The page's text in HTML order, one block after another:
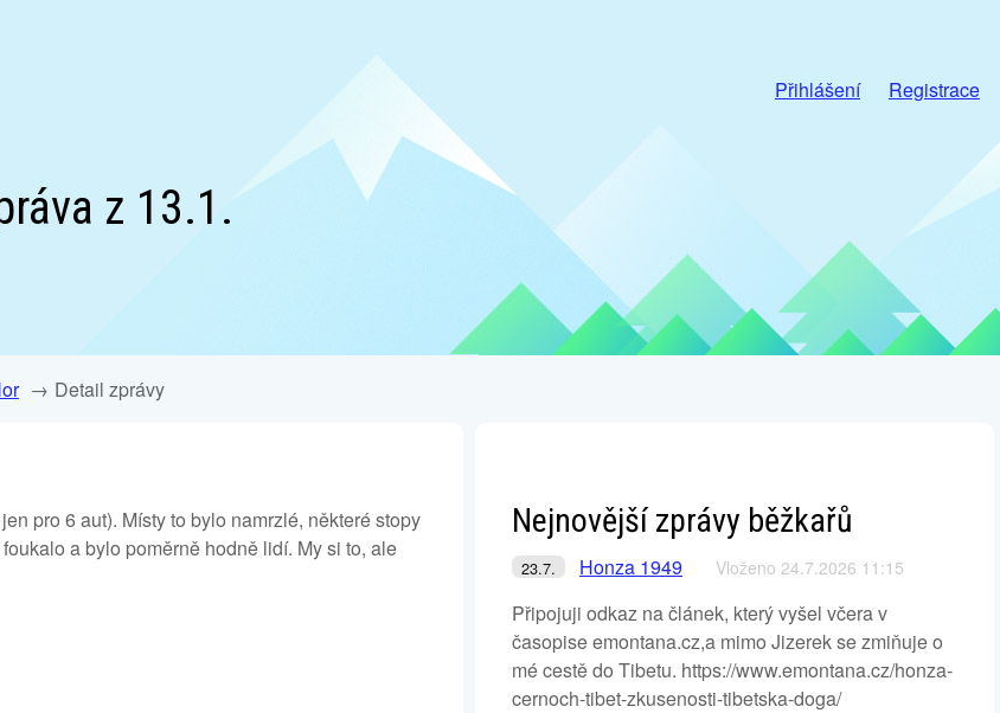
Přihlášení Registrace
z 13.1.
Detail zprávy
pro 6 aut). Místy to bylo namrzlé, některé stopy
a bylo poměrně hodně lidí. My si to, ale
Nejnovější zprávy běžkařů
23.7. Honza 1949 Vloženo 24.7.2026 11:15
Připojuji odkaz na článek, který vyšel včera v
časopise emontana.cz,a mimo Jizerek se zmiňuje o
mé cestě do Tibetu. https://www.emontana.cz/honza-
cernoch-tibet-zkusenosti-tibetska-doga/